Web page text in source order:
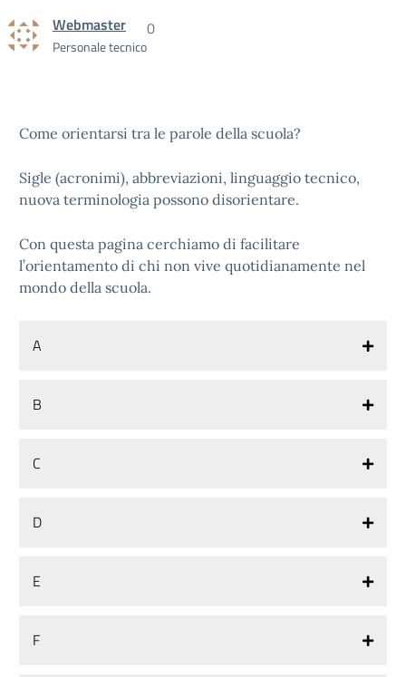
Webmaster
Personale tecnico
0
Come orientarsi tra le parole della scuola?
Sigle (acronimi), abbreviazioni, linguaggio tecnico,
nuova terminologia possono disorientare.
Con questa pagina cerchiamo di facilitare
l’orientamento di chi non vive quotidianamente nel
mondo della scuola.
A
B
C
D
E
F